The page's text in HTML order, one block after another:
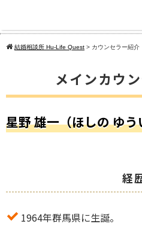
結婚相談所 Hu-Life Quest > カウンセラー紹介
メインカウ
星野 雄一（ほしの ゆう
経
1964年群馬県に生誕。